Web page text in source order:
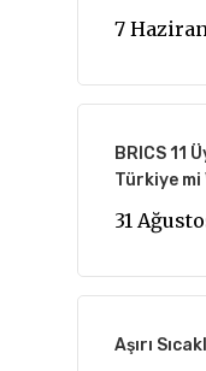
7
BRICS 11
Türkiye mi
31
Aşırı